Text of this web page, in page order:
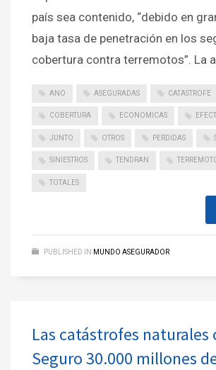
país sea contenido, “debido en
baja tasa de penetración en los
cobertura contra terremotos”. La
ANO ASEGURADAS CATASTROFE
COBERTURA ECONOMICAS
JUNTO OTROS PERDIDAS
SINIESTROS TENDRAN
TOTALES
PUBLISHED IN MUNDO ASEGURADOR
Las catástrofes naturales
Seguro 30.000 millones